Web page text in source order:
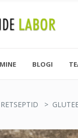
BLOGI
RETSEPTID >